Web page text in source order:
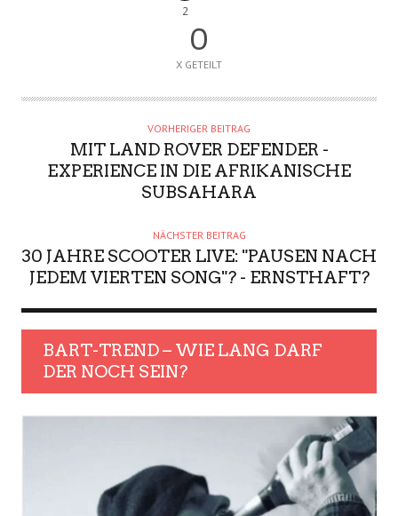
2
0
X GETEILT
VORHERIGER BEITRAG
MIT LAND ROVER DEFENDER -
EXPERIENCE IN DIE AFRIKANISCHE
SUBSAHARA
NÄCHSTER BEITRAG
30 JAHRE SCOOTER LIVE: "PAUSEN NACH
JEDEM VIERTEN SONG"? - ERNSTHAFT?
BART-TREND – WIE LANG DARF
DER NOCH SEIN?